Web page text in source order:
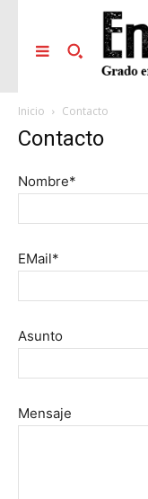
Inicio Contacto
Contacto
Nombre*
EMail*
Asunto
Mensaje